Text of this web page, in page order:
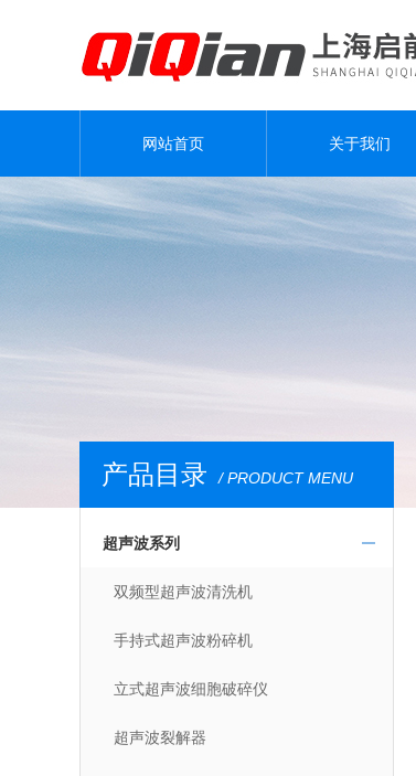
网站首页 关于我们
产品目录 / PRODUCT MENU
超声波系列
双频型超声波清洗机
手持式超声波粉碎机
立式超声波细胞破碎仪
超声波裂解器